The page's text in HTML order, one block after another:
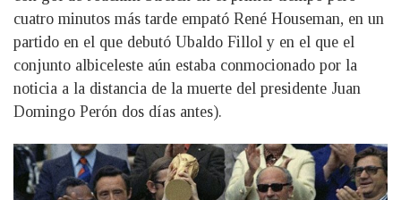
cuatro minutos más tarde empató René Houseman, en un
partido en el que debutó Ubaldo Fillol y en el que el
conjunto albiceleste aún estaba conmocionado por la
noticia a la distancia de la muerte del presidente Juan
Domingo Perón dos días antes).